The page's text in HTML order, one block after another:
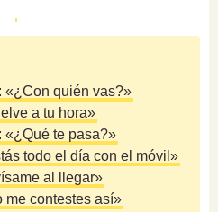
«¿Con quién vas?»
a tu hora»
«¿Qué te pasa?»
todo el día con el móvil»
al llegar»
me contestes así»